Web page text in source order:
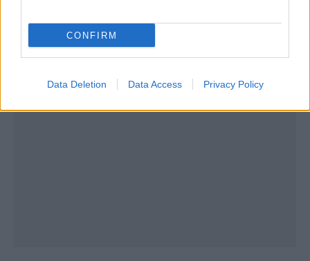
CONFIRM
Data Deletion Data Access Privacy Policy